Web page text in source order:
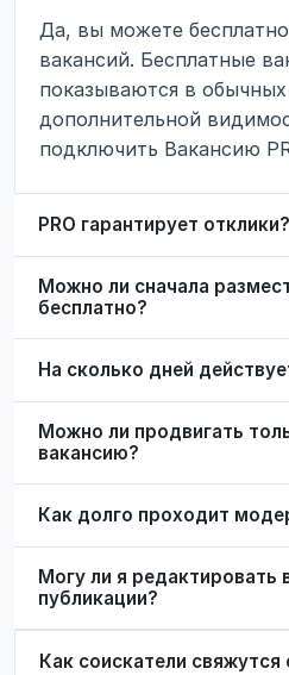
Да, вы можете
вакансий. Бесплатные
показываются в
дополнительной
подключить Вакансию
PRO гарантирует отклики?
Можно ли сначала
бесплатно?
На сколько дней
Можно ли продвигать
вакансию?
Как долго проходит
Могу ли я редактировать
публикации?
Как соискатели свяжутся